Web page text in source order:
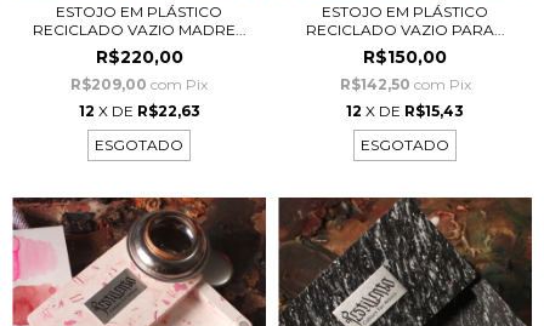
ESTOJO EM PLÁSTICO
RECICLADO VAZIO MADRE...
R$220,00
R$209,00 com Pix
12 X DE R$22,63
ESGOTADO
ESTOJO EM PLÁSTICO
RECICLADO VAZIO PARA...
R$150,00
R$142,50 com Pix
12 X DE R$15,43
ESGOTADO